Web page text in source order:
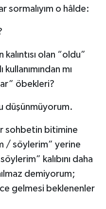
sormalıyım o hâlde:
olan “oldu”
kullanımından mı
öbekleri?
düşünmüyorum.
sohbetin bitimine
/ söylerim” yerine
kalıbını daha
demiyorum;
gelmesi beklenenler